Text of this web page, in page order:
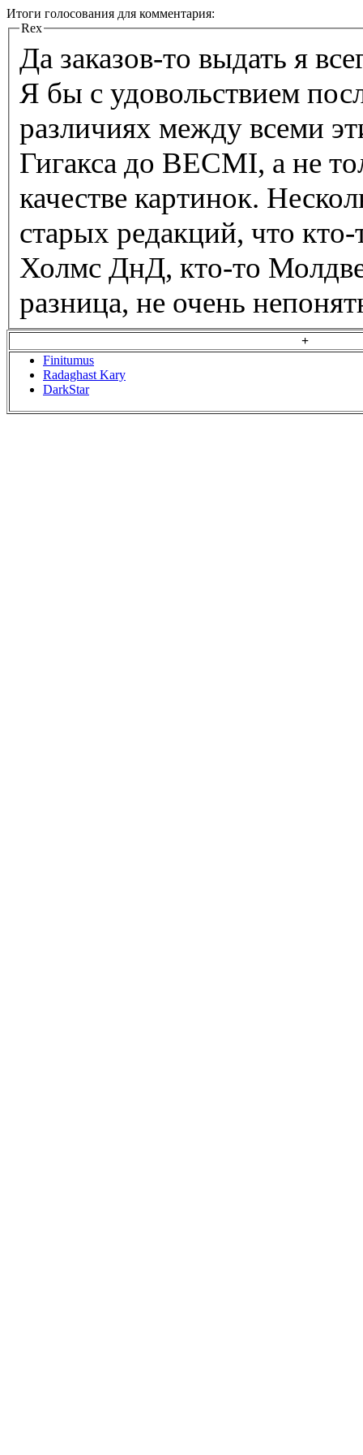
Итоги голосования для комментария:
Rex
Да заказов-то выдать я
Я бы с удовольствием
различиях между всеми
Гигакса до BECMI, а не
качестве картинок.
старых редакций, что
Холмс ДнД, кто-то
разница, не очень
+
Finitumus
Radaghast Kary
DarkStar